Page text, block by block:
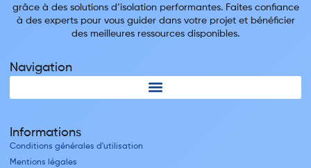
grâce à des solutions d’isolation performantes. Faites confiance
à des experts pour vous guider dans votre projet et bénéficier
des meilleures ressources disponibles.
Navigation
Informations
Conditions générales d'utilisation
Mentions légales